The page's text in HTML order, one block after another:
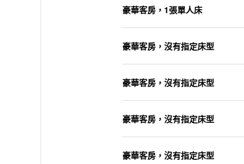
豪華客房，1張單人床
豪華客房，沒有指定床型
豪華客房，沒有指定床型
豪華客房，沒有指定床型
豪華客房，沒有指定床型